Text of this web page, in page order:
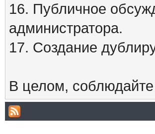
16. Публичное
администратора.
17. Создание
В целом,